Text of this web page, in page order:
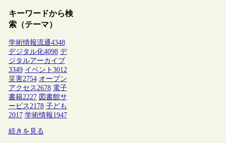
キーワードから検
索（テーマ）
学術情報流通4348
デジタル化4098 デ
ジタルアーカイブ
3349 イベント 3012
災害2754 オープン
アクセス2678 電子
書籍2227 図書館サ
ービス2178 子ども
2017 学術情報1947
続きを見る